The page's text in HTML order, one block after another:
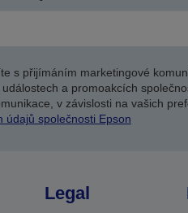
s přijímáním marketingové
a promoakcích
v závislosti na vašich
údajů společnosti Epson
Legal